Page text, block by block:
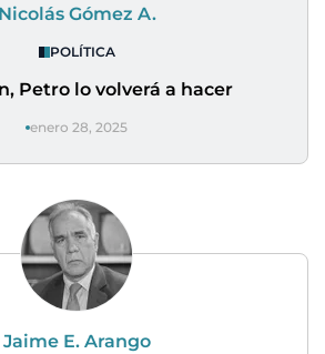
Nicolás Gómez A.
POLÍTICA
Petro lo volverá a hacer
enero 28, 2025
Jaime E. Arango